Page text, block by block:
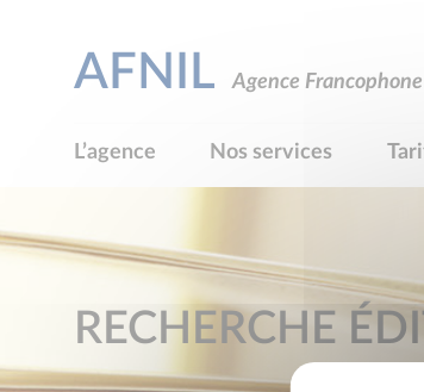
AFNIL Agence
L’agence Nos services
RECHERCHE